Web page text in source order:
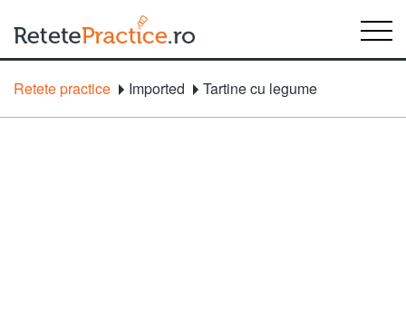
Retete practice Imported Tartine cu legume